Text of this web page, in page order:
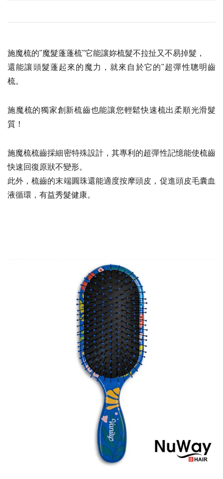
施魔梳的"魔髮蓬蓬梳"它能讓妳梳髮不拉扯又不易掉髮，
還能讓頭髮蓬起來的魔力，就來自於它的"超彈性聰明齒
梳。
施魔梳的獨家創新梳齒也能讓您輕鬆快速梳出柔順光滑髮
質！
施魔梳梳齒採細密特殊設計，其專利的超彈性記憶能使梳齒
快速回復原狀不變形。
此外，梳齒的末端圓珠還能適度按摩頭皮，促進頭皮毛囊血
液循環，有益秀髮健康。